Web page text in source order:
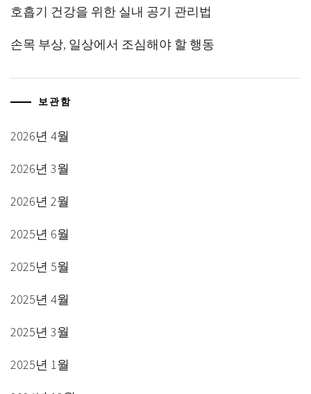
호흡기 건강을 위한 실내 공기 관리법
손목 부상, 일상에서 조심해야 할 행동
보관함
2026년 4월
2026년 3월
2026년 2월
2025년 6월
2025년 5월
2025년 4월
2025년 3월
2025년 1월